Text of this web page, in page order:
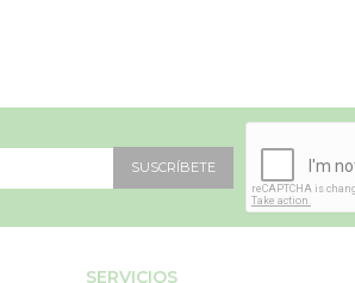
SUSCRÍBETE
SERVICIOS